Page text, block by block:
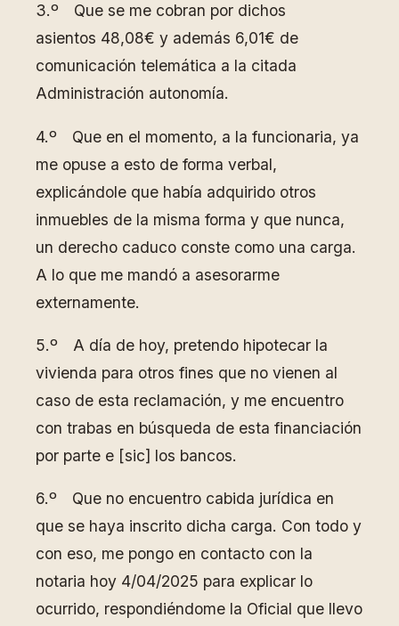
3.º Que se me cobran por dichos
asientos 48,08€ y además 6,01€ de
comunicación telemática a la citada
Administración autonomía.
4.º Que en el momento, a la funcionaria, ya
me opuse a esto de forma verbal,
explicándole que había adquirido otros
inmuebles de la misma forma y que nunca,
un derecho caduco conste como una carga.
A lo que me mandó a asesorarme
externamente.
5.º A día de hoy, pretendo hipotecar la
vivienda para otros fines que no vienen al
caso de esta reclamación, y me encuentro
con trabas en búsqueda de esta financiación
por parte e [sic] los bancos.
6.º Que no encuentro cabida jurídica en
que se haya inscrito dicha carga. Con todo y
con eso, me pongo en contacto con la
notaria hoy 4/04/2025 para explicar lo
ocurrido, respondiéndome la Oficial que llevo